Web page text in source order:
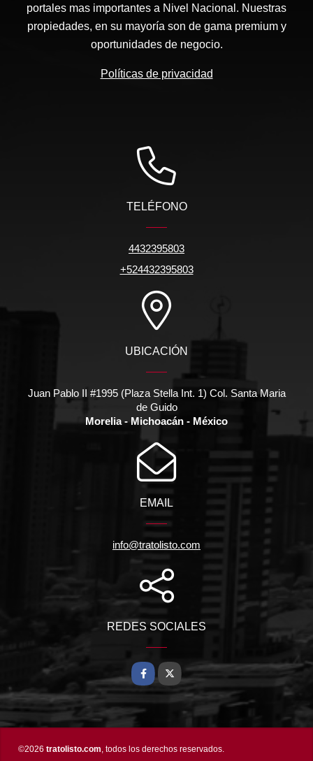
portales mas importantes a Nivel Nacional. Nuestras
propiedades, en su mayoría son de gama premium y
oportunidades de negocio.
Políticas de privacidad
TELÉFONO
4432395803
+524432395803
UBICACIÓN
Juan Pablo II #1995 (Plaza Stella Int. 1) Col. Santa Maria
de Guido
Morelia - Michoacán - México
EMAIL
info@tratolisto.com
REDES SOCIALES
Facebook
X
©2026 tratolisto.com, todos los derechos reservados.